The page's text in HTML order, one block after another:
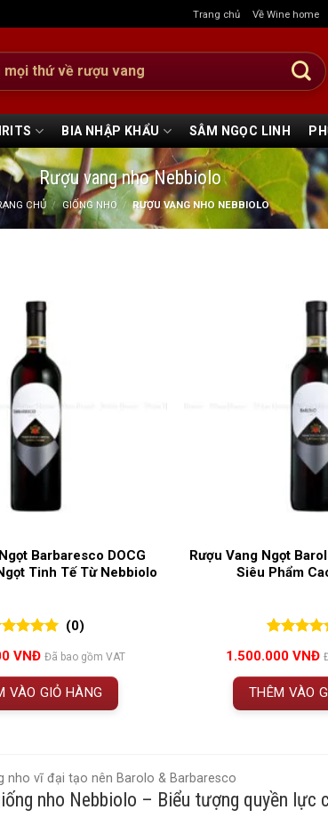
Trang chủ Về Wine home
BIA NHẬP KHẨU SÂM NGỌC LINH
Rượu vang nho Nebbiolo
CHỦ / GIỐNG NHO / RƯỢU VANG NHO NEBBIOLO
Barbaresco DOCG
Tinh Tế Từ Nebbiolo
giá
(0)
VNĐ Đã bao gồm VAT
VÀO GIỎ HÀNG
Rượu Vang Ngọt
Siêu Phẩm
đánh giá
1.500.000VNĐ
THÊM VÀO
nho vĩ đại tạo nên Barolo & Barbaresco
nho Nebbiolo – Biểu tượng quyền lực